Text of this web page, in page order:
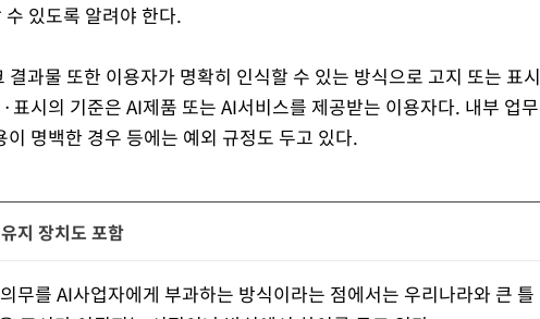
있도록 알려야 한다.
과물 또한 이용자가 명확히 인식할 수 있는 방식으로 고지 또는 표시
표시의 기준은 AI제품 또는 AI서비스를 제공받는 이용자다. 내부 업무
명백한 경우 등에는 예외 규정도 두고 있다.
지 장치도 포함
무를 AI사업자에게 부과하는 방식이라는 점에서는 우리나라와 큰 틀